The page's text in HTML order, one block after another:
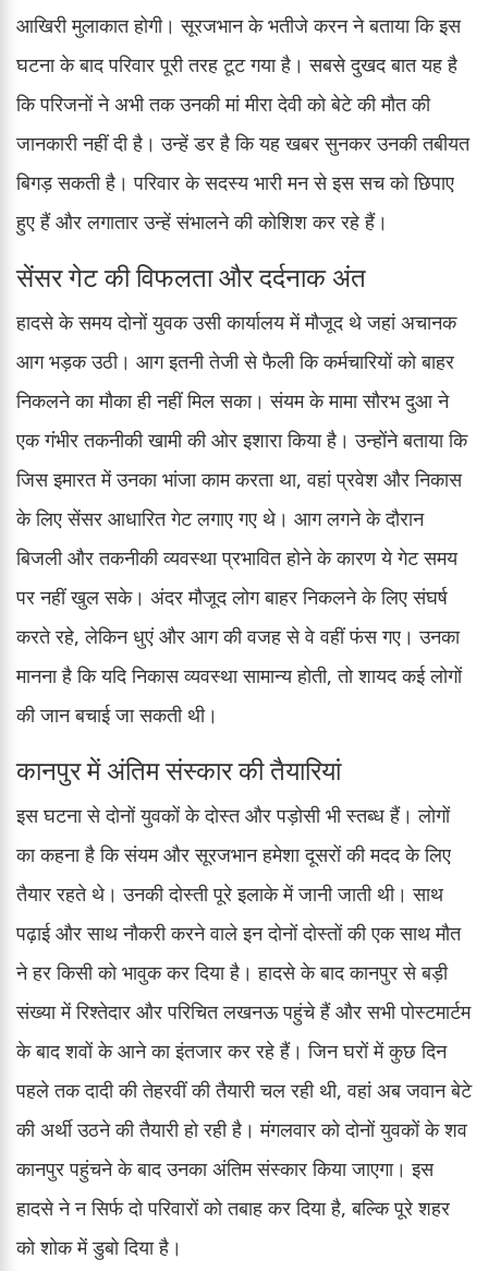
आखिरी मुलाकात होगी। सूरजभान के भतीजे करन ने बताया कि इस
घटना के बाद परिवार पूरी तरह टूट गया है। सबसे दुखद बात यह है
कि परिजनों ने अभी तक उनकी मां मीरा देवी को बेटे की मौत की
जानकारी नहीं दी है। उन्हें डर है कि यह खबर सुनकर उनकी तबीयत
बिगड़ सकती है। परिवार के सदस्य भारी मन से इस सच को छिपाए
हुए हैं और लगातार उन्हें संभालने की कोशिश कर रहे हैं।
सेंसर गेट की विफलता और दर्दनाक अंत
हादसे के समय दोनों युवक उसी कार्यालय में मौजूद थे जहां अचानक
आग भड़क उठी। आग इतनी तेजी से फैली कि कर्मचारियों को बाहर
निकलने का मौका ही नहीं मिल सका। संयम के मामा सौरभ दुआ ने
एक गंभीर तकनीकी खामी की ओर इशारा किया है। उन्होंने बताया कि
जिस इमारत में उनका भांजा काम करता था, वहां प्रवेश और निकास
के लिए सेंसर आधारित गेट लगाए गए थे। आग लगने के दौरान
बिजली और तकनीकी व्यवस्था प्रभावित होने के कारण ये गेट समय
पर नहीं खुल सके। अंदर मौजूद लोग बाहर निकलने के लिए संघर्ष
करते रहे, लेकिन धुएं और आग की वजह से वे वहीं फंस गए। उनका
मानना है कि यदि निकास व्यवस्था सामान्य होती, तो शायद कई लोगों
की जान बचाई जा सकती थी।
कानपुर में अंतिम संस्कार की तैयारियां
इस घटना से दोनों युवकों के दोस्त और पड़ोसी भी स्तब्ध हैं। लोगों
का कहना है कि संयम और सूरजभान हमेशा दूसरों की मदद के लिए
तैयार रहते थे। उनकी दोस्ती पूरे इलाके में जानी जाती थी। साथ
पढ़ाई और साथ नौकरी करने वाले इन दोनों दोस्तों की एक साथ मौत
ने हर किसी को भावुक कर दिया है। हादसे के बाद कानपुर से बड़ी
संख्या में रिश्तेदार और परिचित लखनऊ पहुंचे हैं और सभी पोस्टमार्टम
के बाद शवों के आने का इंतजार कर रहे हैं। जिन घरों में कुछ दिन
पहले तक दादी की तेहरवीं की तैयारी चल रही थी, वहां अब जवान बेटे
की अर्थी उठने की तैयारी हो रही है। मंगलवार को दोनों युवकों के शव
कानपुर पहुंचने के बाद उनका अंतिम संस्कार किया जाएगा। इस
हादसे ने न सिर्फ दो परिवारों को तबाह कर दिया है, बल्कि पूरे शहर
को शोक में डुबो दिया है।